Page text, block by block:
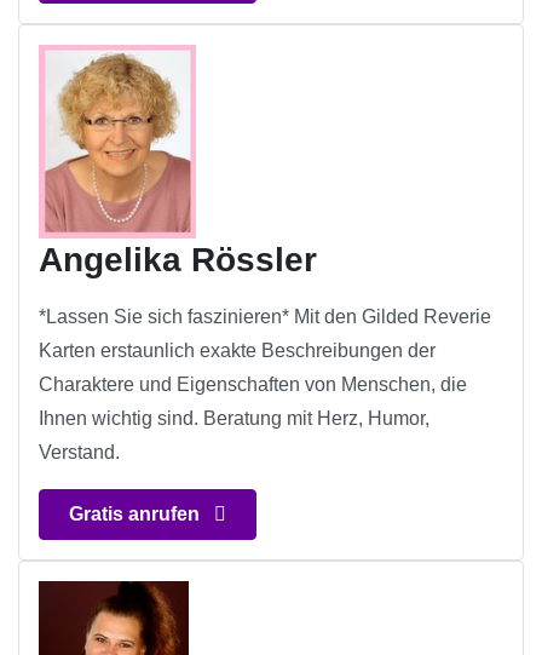
Angelika Rössler
*Lassen Sie sich faszinieren* Mit den Gilded Reverie
Karten erstaunlich exakte Beschreibungen der
Charaktere und Eigenschaften von Menschen, die
Ihnen wichtig sind. Beratung mit Herz, Humor,
Verstand.
Gratis anrufen